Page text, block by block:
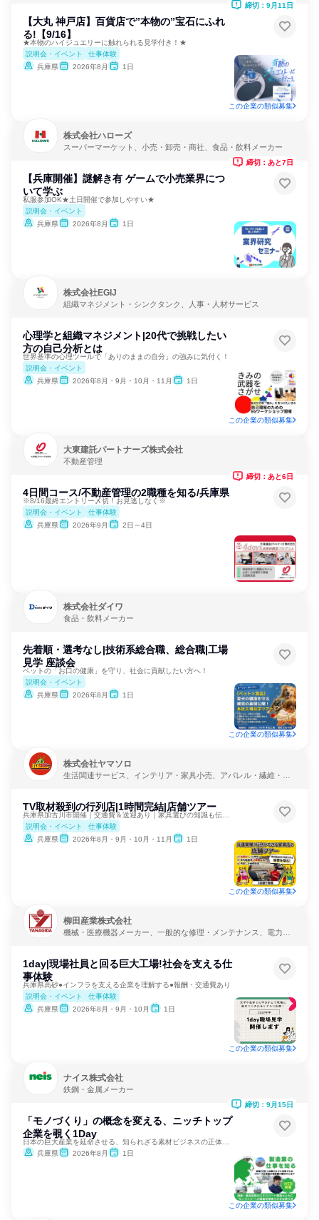
【大丸 神戸店】百貨店で”本物の”宝石にふれ
る!【9/16】
★本物のハイジュエリーに触れられる見学付き！★
説明会・イベント
仕事体験
兵庫県
2026年8月 1日
締切：9月11日
この企業の類似募集
株式会社ハローズ
スーパーマーケット、小売・卸売・商社、食品・飲料メーカー
【兵庫開催】謎解き有 ゲームで小売業界につ
いて学ぶ
私服参加OK★土日開催で参加しやすい★
説明会・イベント
兵庫県
2026年8月 1日
締切：あと7日
株式会社EGIJ
組織マネジメント・シンクタンク、人事・人材サービス
心理学と組織マネジメント|20代で挑戦したい
方の自己分析とは
世界基準の心理ツールで「ありのままの自分」の強みに気付く！
説明会・イベント
兵庫県
2026年8月・9月・10月・11月 1日
この企業の類似募集
大東建託パートナーズ株式会社
不動産管理
4日間コース/不動産管理の2職種を知る/兵庫県
※8/16最終エントリー〆切！お見逃しなく※
説明会・イベント
仕事体験
兵庫県
2026年9月 2日～4日
締切：あと6日
株式会社ダイワ
食品・飲料メーカー
先着順・選考なし|技術系総合職、総合職|工場
見学 座談会
ペットの「お口の健康」を守り、社会に貢献したい方へ！
説明会・イベント
兵庫県
2026年8月 1日
この企業の類似募集
株式会社ヤマソロ
生活関連サービス、インテリア・家具小売、アパレル・繊維・ス
TV取材殺到の行列店|1時間完結|店舗ツアー
説明会・イベント
仕事体験
兵庫県
2026年8月・9月・10月・11月 1日
この企業の類似募集
柳田産業株式会社
機械・医療機器メーカー、一般的な修理・メンテナンス、電力・
1day|現場社員と回る巨大工場!社会を支える仕
事体験
兵庫県高砂●インフラを支える企業を理解する●報酬・交通費あり
説明会・イベント
仕事体験
兵庫県
2026年8月・9月・10月 1日
この企業の類似募集
ナイス株式会社
鉄鋼・金属メーカー
「モノづくり」の概念を変える、ニッチトップ
企業を覗く1Day
兵庫県
2026年8月 1日
締切：9月15日
この企業の類似募集